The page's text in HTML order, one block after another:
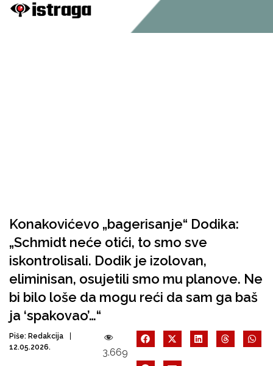
Konakovićevo „bagerisanje“ Dodika:
„Schmidt neće otići, to smo sve
iskontrolisali. Dodik je izolovan,
eliminisan, osujetili smo mu planove. Ne
bi bilo loše da mogu reći da sam ga baš
ja ‘spakovao’…“
Piše: Redakcija
12.05.2026.
3.669